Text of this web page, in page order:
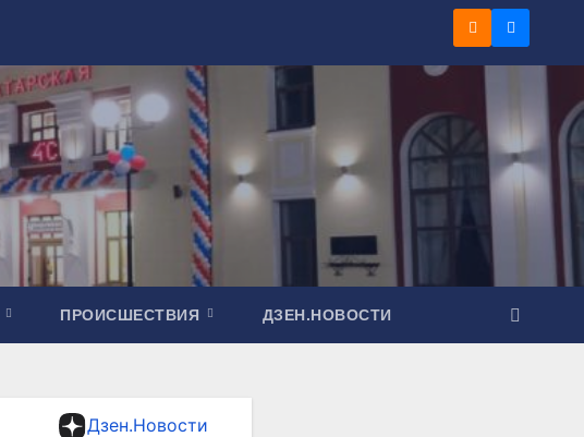
ПРОИСШЕСТВИЯ ДЗЕН.НОВОСТИ
Дзен.Новости